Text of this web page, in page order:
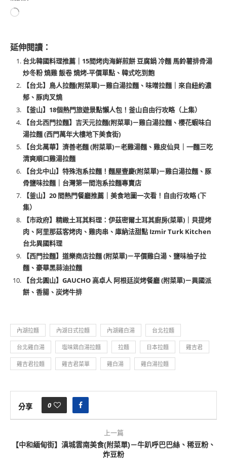
延伸閱讀：
台北韓國料理推薦｜15間烤肉海鮮煎餅 豆腐鍋 冷麵 馬鈴薯排骨湯
炒冬粉 燒雞 飯卷 燒烤-平價單點、韓式吃到飽
【台北】鳥人拉麵(附菜單)－雞白湯拉麵、味噌拉麵｜來自紐約濃
郁、豚肉叉燒
【釜山】18個熱門旅遊景點懶人包！釜山自由行攻略（上集）
【台北西門拉麵】吉天元拉麵(附菜單)－雞白湯拉麵、櫻花蝦味白
湯拉麵 (西門萬年大樓地下美食街)
【台北萬華】濟善老麵 (附菜單)－老雞湯麵、雞皮仙貝｜一麵三吃
清爽順口雞湯拉麵
【台北中山】特殊泡系拉麵！麵屋壹慶(附菜單)－雞白湯拉麵、豚
骨鹽味拉麵｜台灣第一間泡系拉麵專賣店
【釜山】20 間熱門餐廳推薦｜美食地圖一次看！自由行攻略 (下
集）
【市政府】精緻土耳其料理：伊茲密爾土耳其廚房(菜單)｜貝提烤
肉、阿里那茲客烤肉、雞肉串、庫納法甜點 Izmir Turk Kitchen
台北異國料理
【西門拉麵】道樂商店拉麵 (附菜單)－平價雞白湯、鹽味柚子拉
麵、豪華黑蒜油拉麵
【台北圓山】GAUCHO 高卓人 阿根廷炭烤餐廳 (附菜單)－異國派
餅、香腸、炭烤牛排
內湖拉麵 內湖日式拉麵 內湖雞白湯 台北拉麵
台北雞白湯 塩味鶏白湯拉麵 拉麵 日本拉麵 雞吉君
雞吉君拉麵 雞吉君菜單 雞白湯 雞白湯拉麵
分享 0
上一篇
【中和緬甸街】滇城雲南美食(附菜單)－牛趴呼巴巴絲、稀豆粉、
炸豆粉